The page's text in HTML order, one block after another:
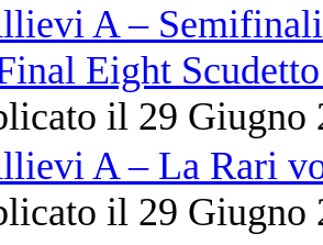
A –
Eight
il 29 Giugno
A – La Rari
il 29 Giugno